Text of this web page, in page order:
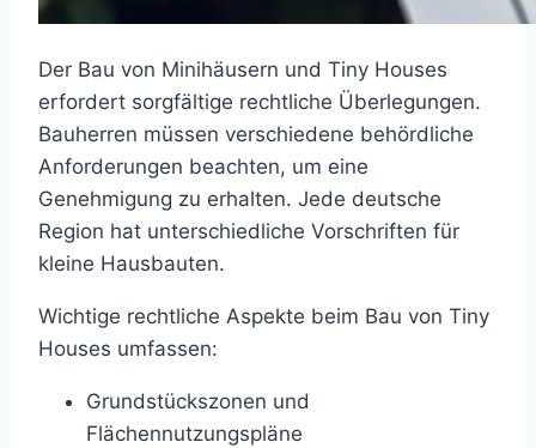
Der Bau von Minihäusern und Tiny Houses
erfordert sorgfältige rechtliche Überlegungen.
Bauherren müssen verschiedene behördliche
Anforderungen beachten, um eine
Genehmigung zu erhalten. Jede deutsche
Region hat unterschiedliche Vorschriften für
kleine Hausbauten.
Wichtige rechtliche Aspekte beim Bau von Tiny
Houses umfassen:
Grundstückszonen und
Flächennutzungspläne